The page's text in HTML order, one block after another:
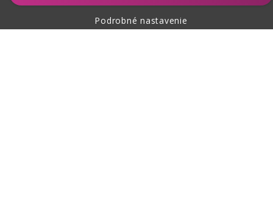
Podrobné nastavenie